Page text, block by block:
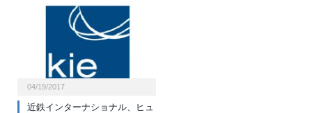
04/19/2017
近鉄インターナショナル、ヒュ